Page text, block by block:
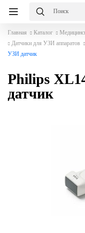
Главная Каталог
Датчики для УЗИ аппаратов
УЗИ датчик
Philips
датчик